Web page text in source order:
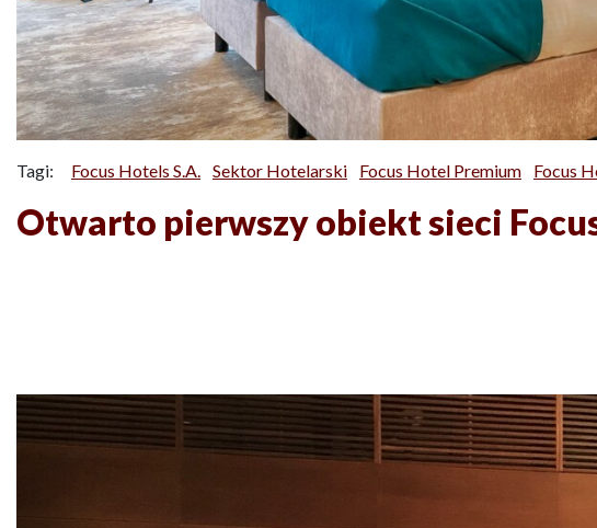
Tagi: Focus Hotels S.A. Sektor Hotelarski Focus Hotel Premium Focus
Otwarto pierwszy obiekt sieci